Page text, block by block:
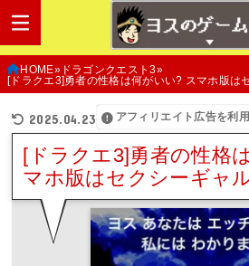
HOME ドラゴンクエスト3
[ドラクエ3]勇者の性格は何がいい? スマホ版は
2025.04.23 アフィリエイト広告を利
[ドラクエ3]勇者の性格
マホ版はセクシーギャ